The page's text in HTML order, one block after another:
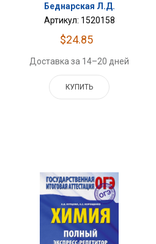
Беднарская Л.Д.
Артикул: 1520158
$24.85
Доставка за 14–20 дней
КУПИТЬ